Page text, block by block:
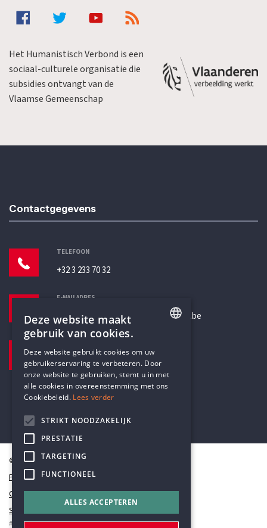
Het Humanistisch Verbond is een
sociaal-culturele organisatie die
subsidies ontvangt van de
Vlaamse Gemeenschap
Contactgegevens
TELEFOON
+32 3 233 70 32
E-MAILADRES
secretariaat@humanistischverbond.be
Pottenbrug 4
Antwerpen, 2000
© Humanistisch Verbond 2026
Privacy
Cookiestatement
Sitemap
#codedwithlove byCodelines
DUTCH
Deze website maakt
gebruik van cookies.
Deze website gebruikt cookies om uw
gebruikerservaring te verbeteren. Door
onze website te gebruiken, stemt u in met
alle cookies in overeenstemming met ons
Cookiebeleid. Lees verder
STRIKT NOODZAKELIJK
PRESTATIE
TARGETING
FUNCTIONEEL
ALLES ACCEPTEREN